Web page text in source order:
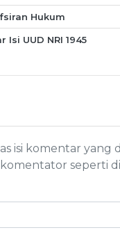
Hukum
Isi UUD NRI 1945
isi komentar yang
seperti